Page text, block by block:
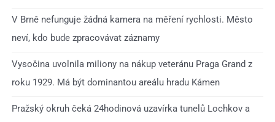
V Brně nefunguje žádná kamera na měření rychlosti. Město
neví, kdo bude zpracovávat záznamy
Vysočina uvolnila miliony na nákup veteránu Praga Grand z
roku 1929. Má být dominantou areálu hradu Kámen
Pražský okruh čeká 24hodinová uzavírka tunelů Lochkov a